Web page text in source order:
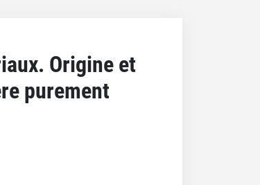
Origine et
purement